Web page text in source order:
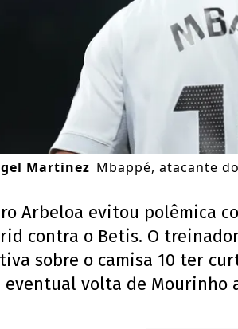
Martinez Mbappé, atacante
Arbeloa evitou polêmica
contra o Betis. O
sobre o camisa 10 ter
eventual volta de Mourinho